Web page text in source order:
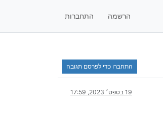
הרשמה התחברות
התחברו כדי לפרסם תגובה
19 בספט׳ 2023, 17:59